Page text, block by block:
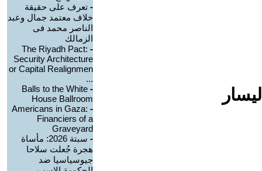
- تعرف على حقيقة
خلاف معتمد جمال وعبد
الناصر محمد فى
الزمالك
-
The Riyadh Pact:
Security Architecture
or Capital Realignmen
...
-
Balls to the White
House Ballroom
-
Americans in Gaza:
Financiers of a
Graveyard
-
سبتة 2026: مأساة
هجرة جُعلت سلاحا
جيوسياسيا ضد